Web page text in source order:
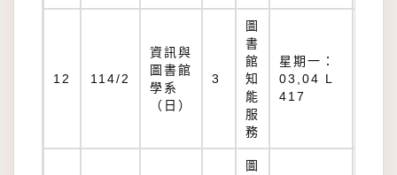
12 114/2
資訊與
圖書館
學系
（日）
3
圖
書
館
知
能
服
務
星期一：
03,04 L
417
圖